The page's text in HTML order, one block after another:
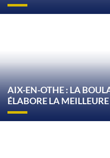
AIX-EN-OTHE : LA
ÉLABORE LA MEILLEURE